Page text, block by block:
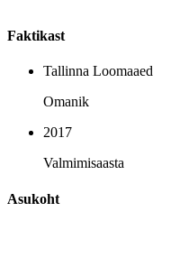
Faktikast
Tallinna Loomaaed
Omanik
2017
Valmimisaasta
Asukoht